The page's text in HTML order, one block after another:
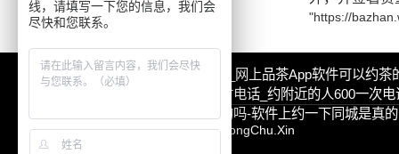
"https://
本地真实靠谱的品茶app_网上品茶app软件可以约茶
约附近大学生500元3小时电话_约附近的人600一次
13社区38元同城约是真的吗-软件上约一下同城是真
Copyright @ 2013-2022 HongChu.Xin
线，请填写一下您的信息，我们会
尽快和您联系。